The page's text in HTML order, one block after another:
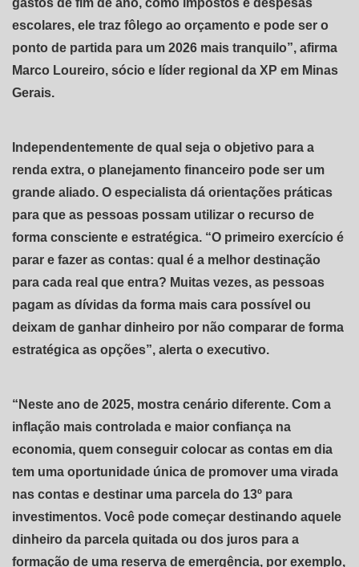
escolares, ele traz fôlego ao orçamento e pode ser o
ponto de partida para um 2026 mais tranquilo”, afirma
Marco Loureiro, sócio e líder regional da XP em Minas
Gerais.
Independentemente de qual seja o objetivo para a
renda extra, o planejamento financeiro pode ser um
grande aliado. O especialista dá orientações práticas
para que as pessoas possam utilizar o recurso de
forma consciente e estratégica. “O primeiro exercício é
parar e fazer as contas: qual é a melhor destinação
para cada real que entra? Muitas vezes, as pessoas
pagam as dívidas da forma mais cara possível ou
deixam de ganhar dinheiro por não comparar de forma
estratégica as opções”, alerta o executivo.
“Neste ano de 2025, mostra cenário diferente. Com a
inflação mais controlada e maior confiança na
economia, quem conseguir colocar as contas em dia
tem uma oportunidade única de promover uma virada
nas contas e destinar uma parcela do 13º para
investimentos. Você pode começar destinando aquele
dinheiro da parcela quitada ou dos juros para a
formação de uma reserva de emergência, por exemplo,